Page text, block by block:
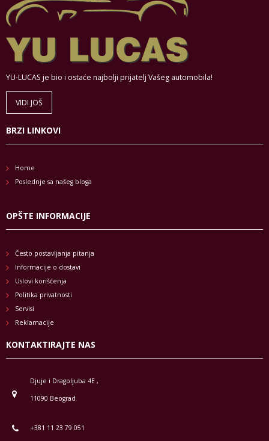
YU-LUCAS je bio i ostaće najbolji prijatelj Vašeg automobila!
VIDI JOŠ
BRZI LINKOVI
Home
Poslednje sa našeg bloga
OPŠTE INFORMACIJE
Često postavljanja pitanja
Informacije o dostavi
Uslovi korišćenja
Politika privatnosti
Servisi
Reklamacije
KONTAKTIRAJTE NAS
Djuje i Dragoljuba 4E ,
11090 Beograd
+381 11 23 79 051